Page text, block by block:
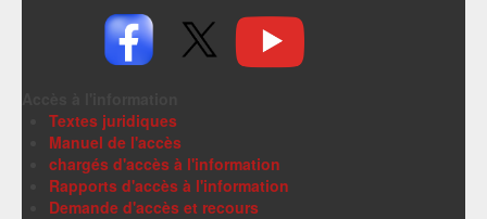
Textes juridiques
Manuel de l'accès
chargés d'accès à l'information
Rapports d'accès à l'information
Demande d'accès et recours